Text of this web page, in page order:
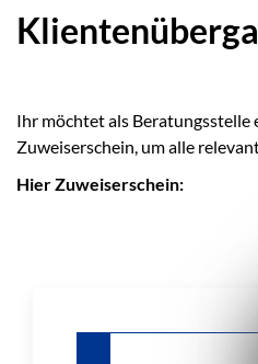
Ihr möchtet als Beratungsstelle
Zuweiserschein, um alle
Hier Zuweiserschein: